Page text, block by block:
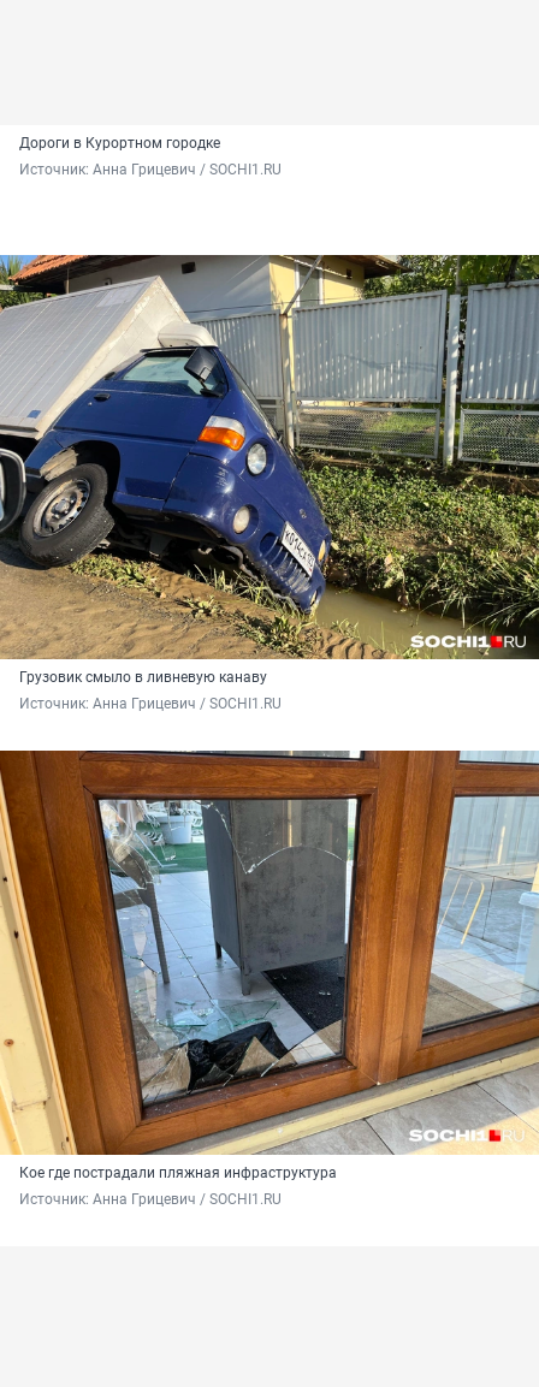
Дороги в Курортном городке
Источник: Анна Грицевич / SOCHI1.RU
Грузовик смыло в ливневую канаву
Источник: Анна Грицевич / SOCHI1.RU
Кое где пострадали пляжная инфраструктура
Источник: Анна Грицевич / SOCHI1.RU